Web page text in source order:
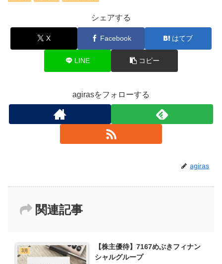
シェアする
X Facebook はてブ
LINE コピー
agirasをフォローする
agiras
関連記事
3月
【株主優待】7167めぶきフィナン
シャルグループ